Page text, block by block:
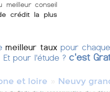
meilleur conseil
crédit la plus
meilleur taux pour
Et pour l'étude ?c'est
et loire Neuvy